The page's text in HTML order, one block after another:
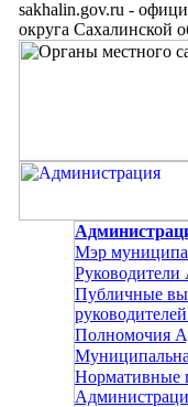
sakhalin.gov.ru -
округа Сахалинской
Мэр
Публичные
Полномочия
Нормативные